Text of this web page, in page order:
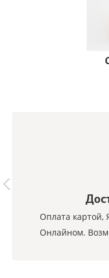
Оплата картой,
Онлайном.